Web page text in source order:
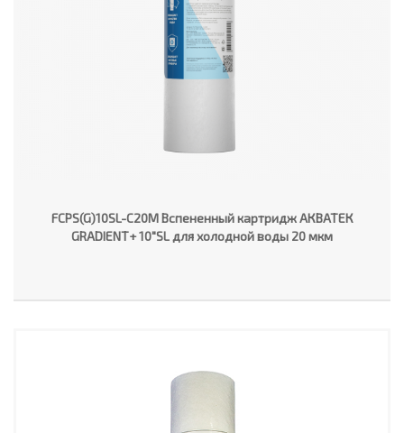
FCPS(G)10SL-C20M Вспененный картридж АКВАТЕК
GRADIENT+ 10"SL для холодной воды 20 мкм